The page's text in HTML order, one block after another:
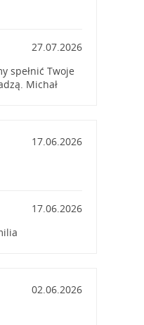
27.07.2026
spełnić Twoje
Michał
17.06.2026
17.06.2026
02.06.2026